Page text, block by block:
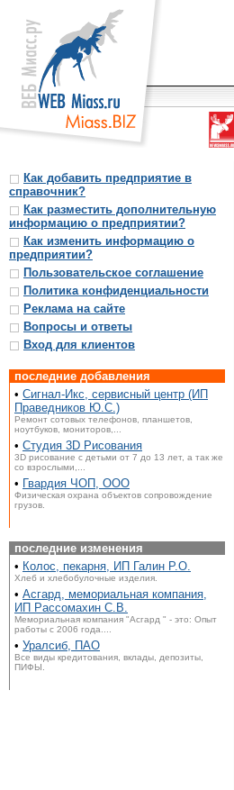
Как добавить предприятие в
справочник?
Как разместить дополнительную
информацию о предприятии?
Как изменить информацию о
предприятии?
Пользовательское соглашение
Политика конфиденциальности
Реклама на сайте
Вопросы и ответы
Вход для клиентов
последние добавления
• Сигнал-Икс, сервисный центр (ИП
Праведников Ю.С.)
Ремонт сотовых телефонов, планшетов,
ноутбуков, мониторов,...
• Студия 3D Рисования
3D рисование с детьми от 7 до 13 лет, а так же
со взрослыми,...
• Гвардия ЧОП, ООО
Физическая охрана объектов сопровождение
грузов.
последние изменения
• Колос, пекарня, ИП Галин Р.О.
Хлеб и хлебобулочные изделия.
• Асгард, мемориальная компания,
ИП Рассомахин С.В.
Мемориальная компания "Асгард " - это: Опыт
работы с 2006 года....
• Уралсиб, ПАО
Все виды кредитования, вклады, депозиты,
ПИФЫ.